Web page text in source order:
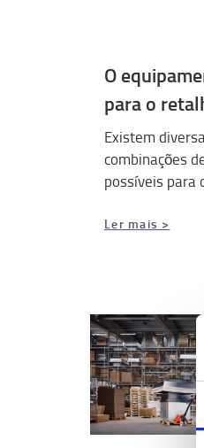
O
para o
Existem
combinações
possíveis para
Ler mais >